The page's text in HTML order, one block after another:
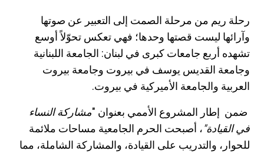
رحلة ريم من مرحلة الصمت إلى التعبير عن صوتها
وآرائها ليست قصتها وحدها؛ فهي تعكس تحوّلاً أوسع
تشهده أربع جامعات كبرى في لبنان: الجامعة اللبنانية
وجامعة القديس يوسف في بيروت وجامعة بيروت
العربية والجامعة الأميركية في بيروت.
ضمن إطار المشروع الأممي بعنوان "مشاركة النساء
في القيادة"، أصبحت الحرم الجامعية مساحات ملائمة
للحوار، والتدريب على القيادة، والمشاركة الشاملة، مما